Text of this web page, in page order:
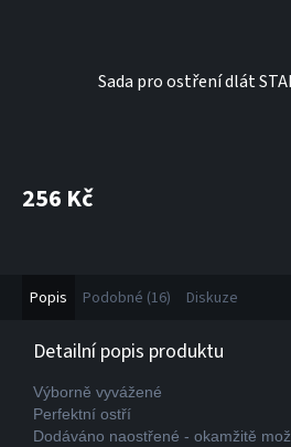
Sada pro ostření dlát
256 Kč
Popis Podobné (16) Diskuze
Detailní popis produktu
Výborně vyvážené
Perfektní ostří
Dodáváno naostřené - okamžitě